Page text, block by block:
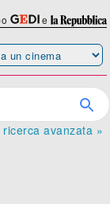
e
ricerca avanzata »